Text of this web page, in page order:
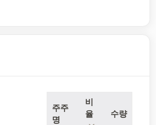
주주
명
비
율
수량